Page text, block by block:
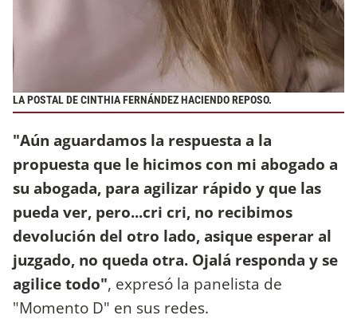
LA POSTAL DE CINTHIA FERNÁNDEZ HACIENDO REPOSO.
"Aún aguardamos la respuesta a la
propuesta que le hicimos con mi abogado a
su abogada, para agilizar rápido y que las
pueda ver, pero...cri cri, no recibimos
devolución del otro lado, asique esperar al
juzgado, no queda otra. Ojalá responda y se
agilice todo", expresó la panelista de
"Momento D" en sus redes.